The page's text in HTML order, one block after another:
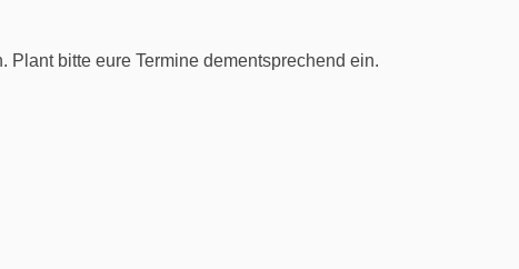
bitte eure Termine dementsprechend ein.